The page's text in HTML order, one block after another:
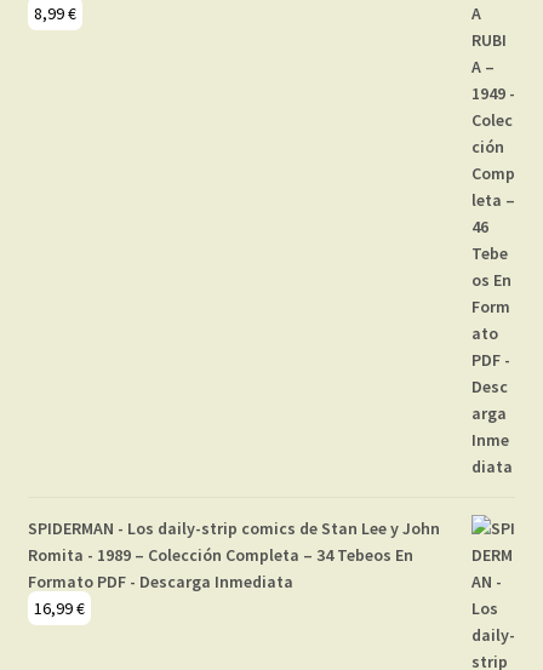
8,99€
SPIDERMAN - Los daily-strip comics de Stan Lee y John
Romita - 1989 – Colección Completa – 34 Tebeos En
Formato PDF - Descarga Inmediata
16,99€